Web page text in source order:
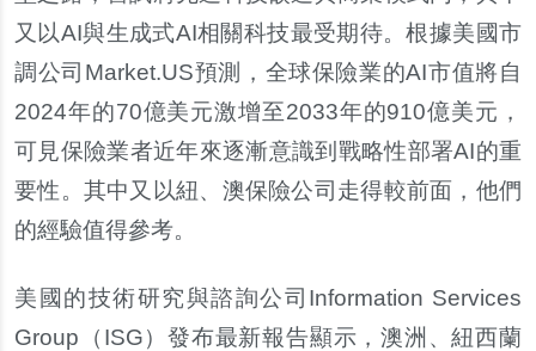
又以AI與生成式AI相關科技最受期待。根據美國市
調公司Market.US預測，全球保險業的AI市值將自
2024年的70億美元激增至2033年的910億美元，
可見保險業者近年來逐漸意識到戰略性部署AI的重
要性。其中又以紐、澳保險公司走得較前面，他們
的經驗值得參考。
美國的技術研究與諮詢公司Information Services
Group（ISG）發布最新報告顯示，澳洲、紐西蘭